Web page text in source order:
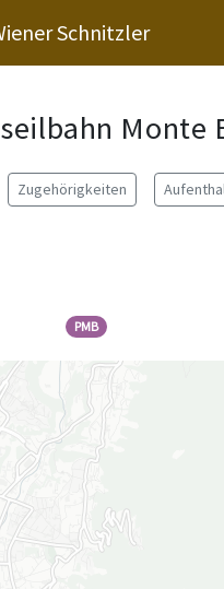
Schnitzler
Monte
Zugehörigkeiten
PMB